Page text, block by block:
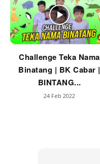
Challenge Teka Nama
Binatang | BK Cabar |
BINTANG...
24 Feb 2022